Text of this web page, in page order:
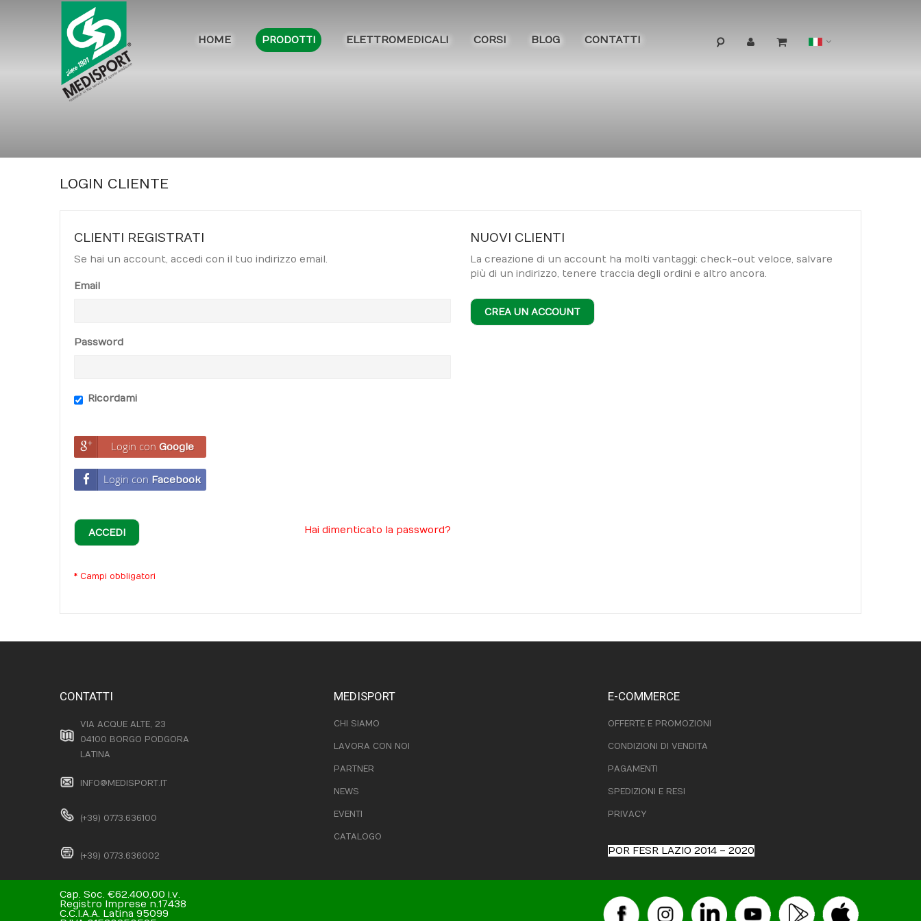
HOME PRODOTTI ELETTROMEDICALI CORSI BLOG CONTATTI Lingua
LOGIN CLIENTE
CLIENTI REGISTRATI
Se hai un account, accedi con il tuo indirizzo email.
Email
Password
Ricordami
Login con Google
Login con Facebook
ACCEDI Hai dimenticato la password?
NUOVI CLIENTI
La creazione di un account ha molti vantaggi: check-out veloce, salvare
più di un indirizzo, tenere traccia degli ordini e altro ancora.
CREA UN ACCOUNT
CONTATTI
VIA ACQUE ALTE, 23
04100 BORGO PODGORA
LATINA
INFO@MEDISPORT.IT
(+39) 0773.636100
(+39) 0773.636002
MEDISPORT
CHI SIAMO
LAVORA CON NOI
PARTNER
NEWS
EVENTI
CATALOGO
E-COMMERCE
OFFERTE E PROMOZIONI
CONDIZIONI DI VENDITA
PAGAMENTI
SPEDIZIONI E RESI
PRIVACY
POR FESR LAZIO 2014 – 2020
Cap. Soc. €62.400,00 i.v.
Registro Imprese n.17438
C.C.I.A.A. Latina 95099